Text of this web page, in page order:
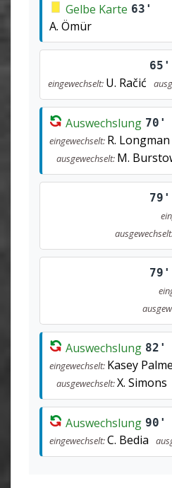
Gelbe Karte 63'
A. Ömür
65'
eingewechselt: U. Račić
Auswechslung 70'
eingewechselt: R. Longman
ausgewechselt: M.
79'
79'
Auswechslung 82'
eingewechselt: Kasey
ausgewechselt:X. Simons
Auswechslung 90'
eingewechselt:C. Bedia